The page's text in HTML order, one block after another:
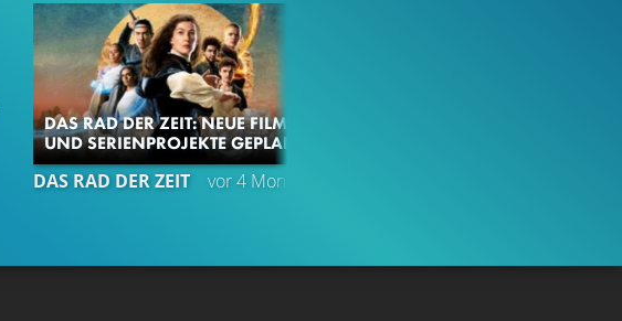
DAS RAD DER ZEIT: NEUE FILM-
UND SERIENPROJEKTE GEPLANT
DAS RAD DER ZEIT vor 4 Monaten